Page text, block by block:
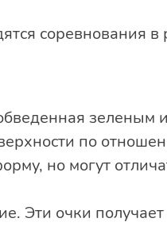
соревнования
зеленым и
по
но могут
Эти очки получает